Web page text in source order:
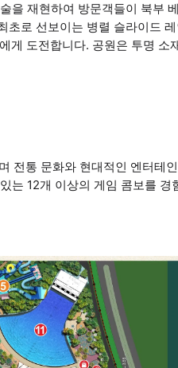
을 재현하여 방문객들이 북부
로 선보이는 병렬 슬라이드
게 도전합니다. 공원은 투명 소
전통 문화와 현대적인 엔터테
12개 이상의 게임 콤보를 경